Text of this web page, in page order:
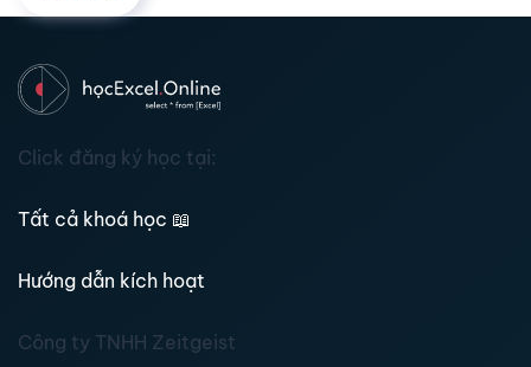
Click đăng ký học tại:
Tất cả khoá học 📖
Hướng dẫn kích hoạt
Công ty TNHH Zeitgeist